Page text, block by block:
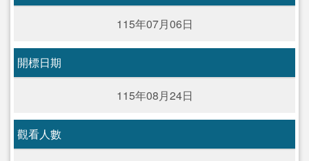
115年07月06日
開標日期
115年08月24日
觀看人數